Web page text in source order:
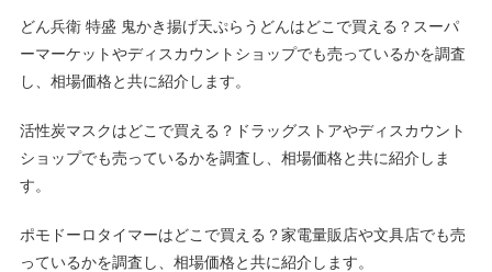
どん兵衛 特盛 鬼かき揚げ天ぷらうどんはどこで買える？スーパ
ーマーケットやディスカウントショップでも売っているかを調査
し、相場価格と共に紹介します。
活性炭マスクはどこで買える？ドラッグストアやディスカウント
ショップでも売っているかを調査し、相場価格と共に紹介しま
す。
ポモドーロタイマーはどこで買える？家電量販店や文具店でも売
っているかを調査し、相場価格と共に紹介します。